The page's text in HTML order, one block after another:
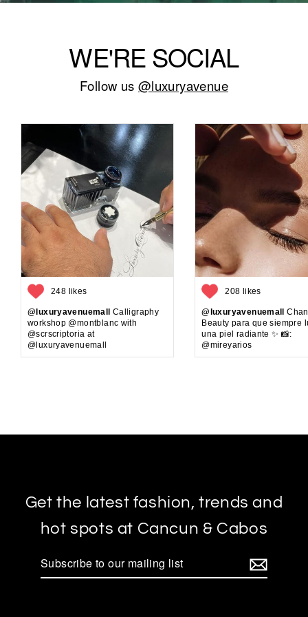
WE'RE SOCIAL
Follow us @luxuryavenue
248 likes
@luxuryavenuemall Calligraphy
workshop @montblanc with
@scrscriptoria at
@luxuryavenuemall
208 likes
@luxuryavenuemall
Beauty para que siempre
una piel radiante ✨ 📸:
@mireyarios
Get the latest fashion, trends and
hot spots at Cancun & Cabos